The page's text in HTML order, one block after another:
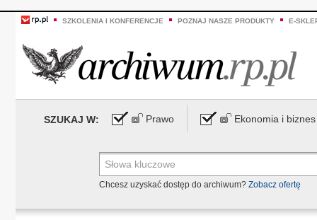
SZKOLENIA I KONFERENCJE POZNAJ NASZE PRODUKTY E-
SZUKAJ W: Prawo Ekonomia i biznes
Chcesz uzyskać dostęp do archiwum? Zobacz ofertę